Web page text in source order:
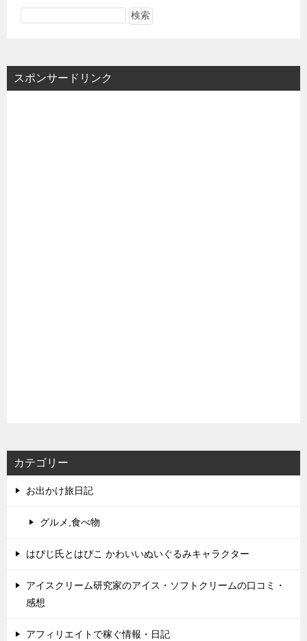
スポンサードリンク
カテゴリー
お出かけ旅日記
グルメ,食べ物
はぴじ氏とはぴこ かわいいぬいぐるみキャラクター
アイスクリーム研究家のアイス・ソフトクリームの口コミ・
感想
アフィリエイトで稼ぐ情報・日記